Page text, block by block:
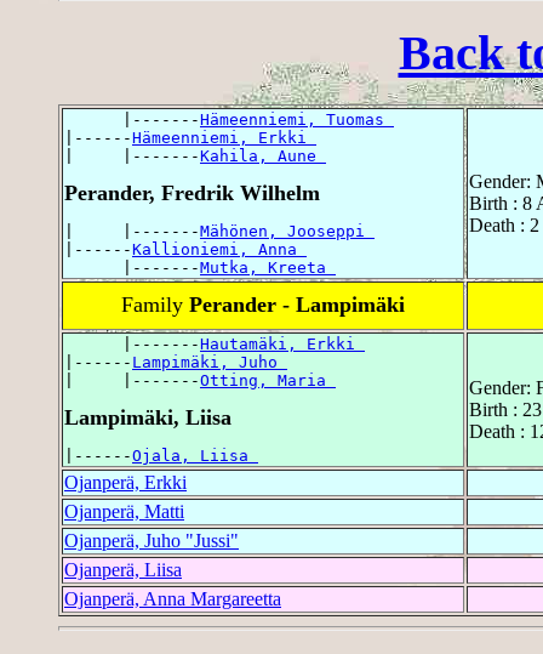
Back
      |-------
Hämeenniemi, Tuomas
|------Hämeenniemi, Erkki
|     |-------Kahila, Aune
Perander, Fredrik Wilhelm
|     |-------Mähönen, Jooseppi
|------Kallioniemi, Anna
      |-------
Mutka, Kreeta
Gender:
Birth : 8
Death :
Family Perander - Lampimäki
      |-------
Hautamäki, Erkki
|------ Lampimäki, Juho
|     |-------Otting, Maria
Lampimäki, Liisa
|------Ojala, Liisa
Gender:
Birth :
Death :
Ojanperä, Erkki
Ojanperä, Matti
Ojanperä, Juho "Jussi"
Ojanperä, Liisa
Ojanperä, Anna Margareetta